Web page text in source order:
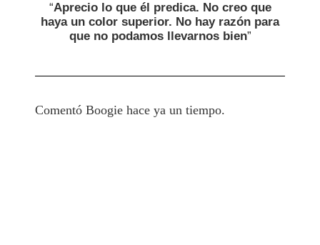
“Aprecio lo que él predica. No creo que
haya un color superior. No hay razón para
que no podamos llevarnos bien”
Comentó Boogie hace ya un tiempo.